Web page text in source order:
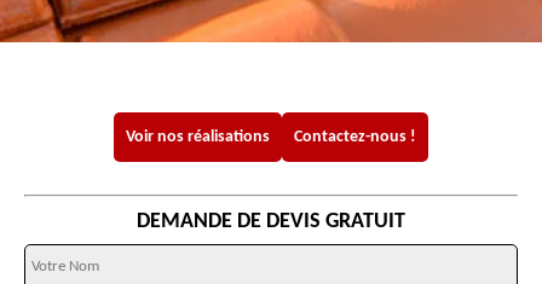
Voir nos réalisations Contactez-nous !
DEMANDE DE DEVIS GRATUIT